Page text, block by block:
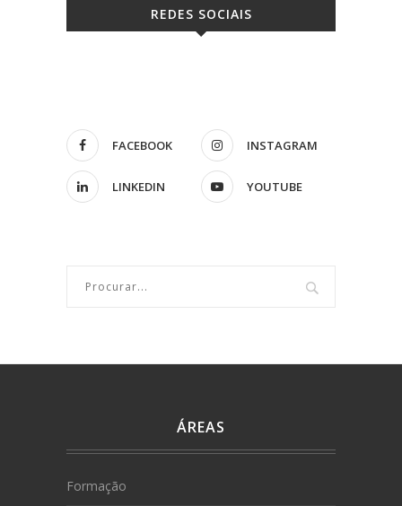
REDES SOCIAIS
FACEBOOK INSTAGRAM
LINKEDIN YOUTUBE
ÁREAS
Formação